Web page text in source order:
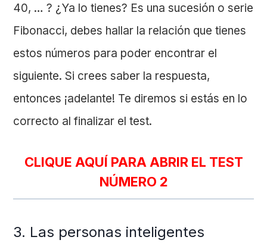
40, … ? ¿Ya lo tienes? Es una sucesión o serie
Fibonacci, debes hallar la relación que tienes
estos números para poder encontrar el
siguiente. Si crees saber la respuesta,
entonces ¡adelante! Te diremos si estás en lo
correcto al finalizar el test.
CLIQUE AQUÍ PARA ABRIR EL TEST
NÚMERO 2
3. Las personas inteligentes